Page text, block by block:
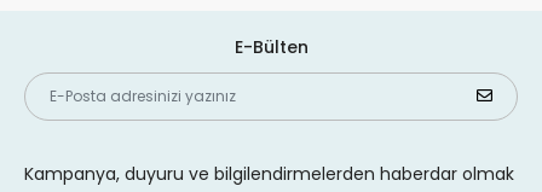
E-Bülten
Kampanya, duyuru ve bilgilendirmelerden haberdar olmak